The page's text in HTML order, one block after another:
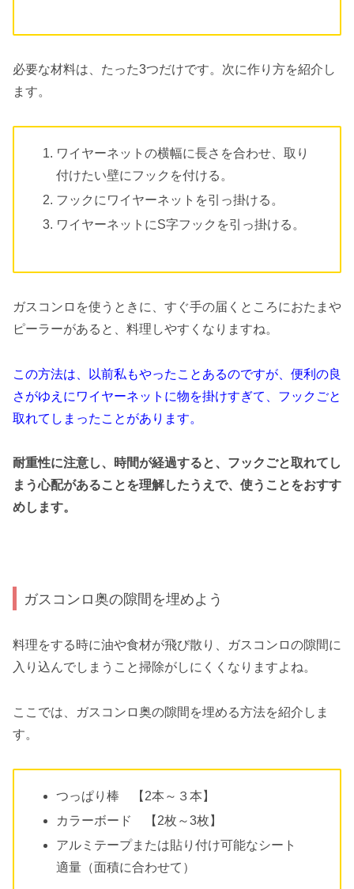
必要な材料は、たった3つだけです。次に作り方を紹介し
ます。
ワイヤーネットの横幅に長さを合わせ、取り
付けたい壁にフックを付ける。
フックにワイヤーネットを引っ掛ける。
ワイヤーネットにS字フックを引っ掛ける。
ガスコンロを使うときに、すぐ手の届くところにおたまや
ピーラーがあると、料理しやすくなりますね。
この方法は、以前私もやったことあるのですが、便利の良
さがゆえにワイヤーネットに物を掛けすぎて、フックごと
取れてしまったことがあります。
耐重性に注意し、時間が経過すると、フックごと取れてし
まう心配があることを理解したうえで、使うことをおすす
めします。
ガスコンロ奥の隙間を埋めよう
料理をする時に油や食材が飛び散り、ガスコンロの隙間に
入り込んでしまうこと掃除がしにくくなりますよね。
ここでは、ガスコンロ奥の隙間を埋める方法を紹介しま
す。
つっぱり棒 【2本～３本】
カラーボード 【2枚～3枚】
アルミテープまたは貼り付け可能なシート
適量（面積に合わせて）